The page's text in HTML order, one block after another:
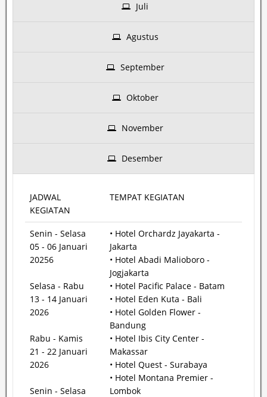
Juli
Agustus
September
Oktober
November
Desember
JADWAL
KEGIATAN
TEMPAT KEGIATAN
Senin - Selasa
05 - 06 Januari
20256
Selasa - Rabu
13 - 14 Januari
2026
Rabu - Kamis
21 - 22 Januari
2026
Senin - Selasa
• Hotel Orchardz Jayakarta -
Jakarta
• Hotel Abadi Malioboro -
Jogjakarta
• Hotel Pacific Palace - Batam
• Hotel Eden Kuta - Bali
• Hotel Golden Flower -
Bandung
• Hotel Ibis City Center -
Makassar
• Hotel Quest - Surabaya
• Hotel Montana Premier -
Lombok